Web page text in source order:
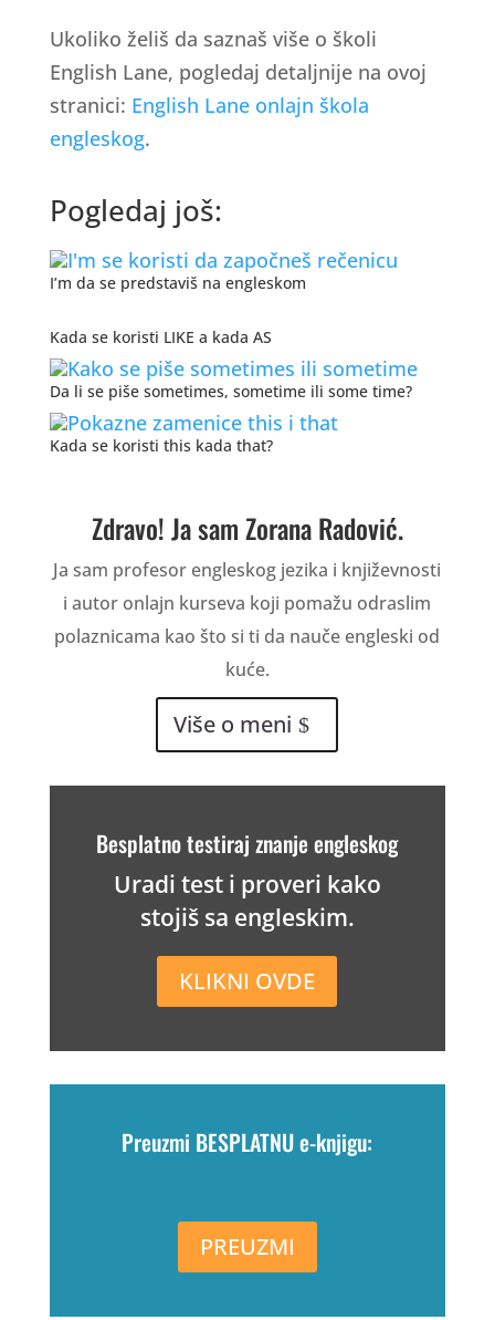
Ukoliko želiš da saznaš više o školi
English Lane, pogledaj detaljnije na ovoj
stranici: English Lane onlajn škola
engleskog.
Pogledaj još:
I’m da se predstaviš na engleskom
Kada se koristi LIKE a kada AS
Da li se piše sometimes, sometime ili some time?
Kada se koristi this kada that?
Zdravo! Ja sam Zorana Radović.
Ja sam profesor engleskog jezika i književnosti
i autor onlajn kurseva koji pomažu odraslim
polaznicama kao što si ti da nauče engleski od
kuće.
Više o meni
Besplatno testiraj znanje engleskog
Uradi test i proveri kako
stojiš sa engleskim.
KLIKNI OVDE
Preuzmi BESPLATNU e-knjigu:
PREUZMI